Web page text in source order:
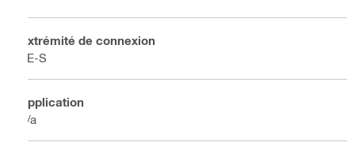
Extrémité de connexion
TE-S
Application
n/a